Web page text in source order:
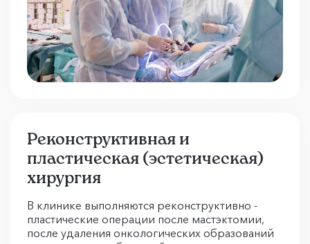
Реконструктивная и
пластическая (эстетическая)
хирургия
В клинике выполняются реконструктивно -
пластические операции после мастэктомии,
после удаления онкологических образований